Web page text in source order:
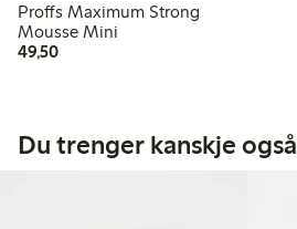
Proffs Maximum Strong
Mousse Mini
49,5049,50 kr
Du trenger kanskje også